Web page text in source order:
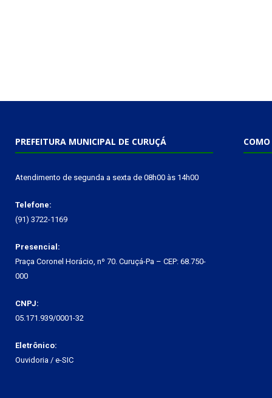
PREFEITURA MUNICIPAL DE CURUÇÁ
Atendimento de segunda a sexta de 08h00 às 14h00
Telefone:
(91) 3722-1169
Presencial:
Praça Coronel Horácio, nº 70. Curuçá-Pa – CEP: 68.750-
000
CNPJ:
05.171.939/0001-32
Eletrônico:
Ouvidoria / e-SIC
COMO